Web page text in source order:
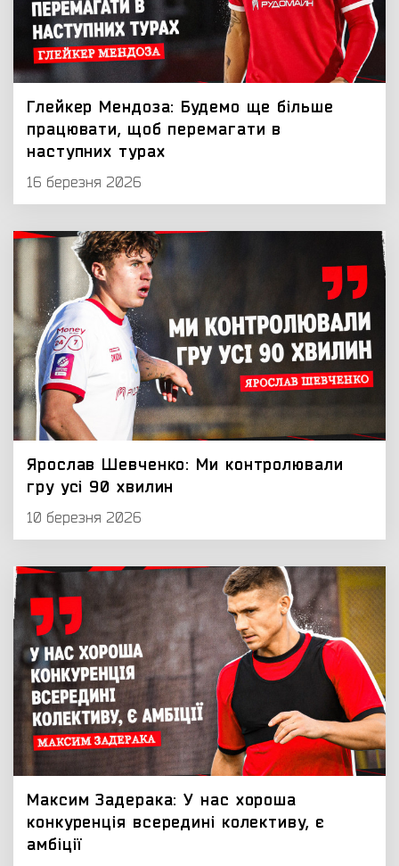
Глейкер Мендоза: Будемо ще більше
працювати, щоб перемагати в
наступних турах
16 березня 2026
Ярослав Шевченко: Ми контролювали
гру усі 90 хвилин
10 березня 2026
Максим Задерака: У нас хороша
конкуренція всередині колективу, є
амбіції